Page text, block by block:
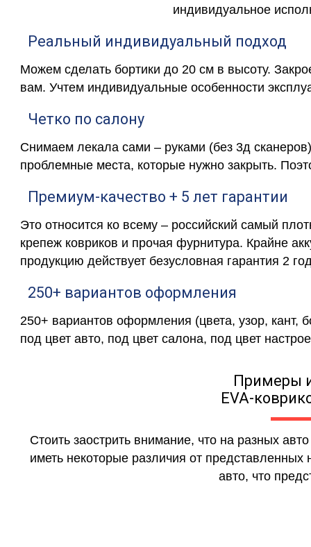
индивидуальное
Реальный индивидуальный подход
Можем сделать бортики до 20 см в высоту.
вам. Учтем индивидуальные особенности
Четко по салону
Снимаем лекала сами – руками (без 3д
проблемные места, которые нужно закрыть.
Премиум-качество + 5 лет гарантии
Это относится ко всему – российский самый
крепеж ковриков и прочая фурнитура. Крайне
продукцию действует безусловная гарантия 2
250+ вариантов оформления
250+ вариантов оформления (цвета, узор, кант,
под цвет авто, под цвет салона, под цвет
Примеры
EVA-
Стоить заострить внимание, что на разных
иметь некоторые различия от
авто, что